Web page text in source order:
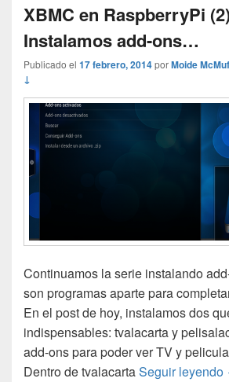
XBMC en RaspberryPi
Instalamos add-ons…
Publicado el 17 febrero, 2014porMoide
↓
Continuamos la serie instalando
son programas aparte para
En el post de hoy, instalamos dos
indispensables: tvalacarta y
add-ons para poder ver TV y
Dentro de tvalacartaSeguir leyendo